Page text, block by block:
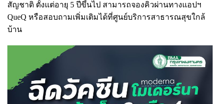
สัญชาติ ตั้งแต่อายุ 5 ปีขึ้นไป สามารถจองคิวผ่านทางแอปฯ
QueQ หรือสอบถามเพิ่มเติมได้ที่ศูนย์บริการสาธารณสุขใกล้
บ้าน